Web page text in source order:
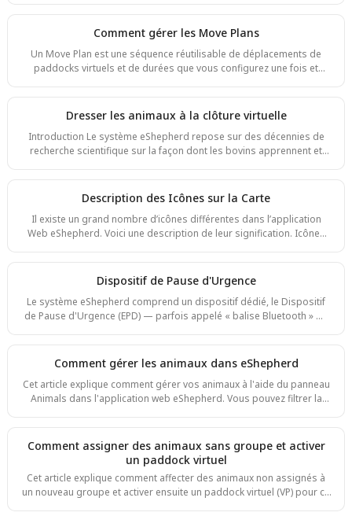
définis, soit activer un VP immédiatement avec Maintenant. Ce guide
concerne l'application web. Sur téléphone ou tablette, les étapes
sont différentes, consultez plutôt Comment planifier un déplacement
de troupeau dans l’application mobile
Comment gérer les Move Plans
Un Move Plan est une séquence réutilisable de déplacements de
paddocks virtuels et de durées que vous configurez une fois et
reflète votre rotation prévue — qu'il s'agisse d'un schéma
programme de pâturage — puis vous le planifiez pour un mob
quand vous êtes prêt. Les modifications apportées à un Move Plan
Dresser les animaux à la clôture virtuelle
Introduction Le système eShepherd repose sur des décennies de
recherche scientifique sur la façon dont les bovins apprennent et
prévisibilité et du contrôle. Bien que ce programme d'entraînement
automatisé réduise le besoin d'intervention de l'opérateur, il
nécessite de comprendre comment les bovins pensent, comment ils
apprennent et quels signes vous indiquen
Description des Icônes sur la Carte
Il existe un grand nombre d’icônes différentes dans l’application
Web eShepherd. Voici une description de leur signification. Icônes
Dans cet état, le collier ne peut effectuer aucun travail de clôture
Dispositif de Pause d'Urgence
Le système eShepherd comprend un dispositif dédié, le Dispositif
de Pause d'Urgence (EPD) — parfois appelé « balise Bluetooth » —,
accès à l'application. L'EPD est soit monté à un emplacement fixe sur
votre propriété, soit transporté dans un véhicule agricole. Les
emplacements fixes se trouvent généralement près d'un point d'eau,
d'un portail ou d'une zone à fort
Comment gérer les animaux dans eShepherd
Cet article explique comment gérer vos animaux à l'aide du panneau
Animals dans l'application web eShepherd. Vous pouvez filtrer la
d'animaux, supprimer des animaux, et gérer l'activation du Virtual
Paddock (VP), y compris pour les animaux sans groupe. Visualisation
de navigation supérieure po
Comment assigner des animaux sans groupe et activer
un paddock virtuel
Cet article explique comment affecter des animaux non assignés à
un nouveau groupe et activer ensuite un paddock virtuel (VP) pour ce